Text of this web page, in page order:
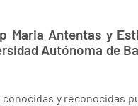
Maria Antentas y
Autónoma de
y reconocidas